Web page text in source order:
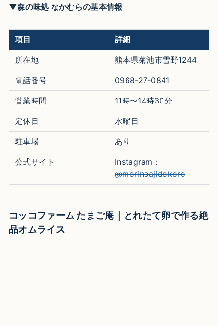
▼森の味処 なかむらの基本情報
項目 詳細
所在地 熊本県菊池市雪野1244
電話番号 0968-27-0841
営業時間 11時〜14時30分
定休日 水曜日
駐車場 あり
公式サイト
Instagram：
@morinoajidokoro
コッコファーム たまご庵｜とれたて卵で作る絶
品オムライス